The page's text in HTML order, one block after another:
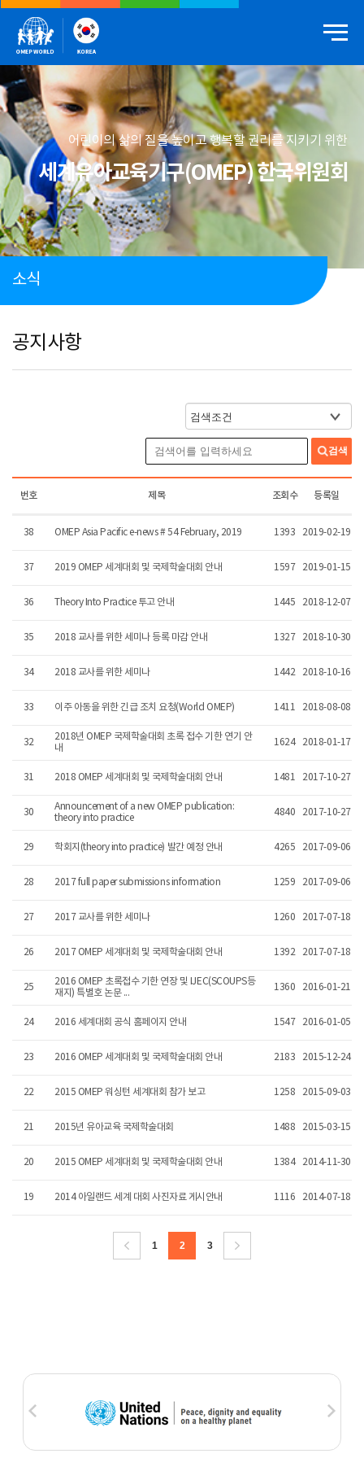
어린이의 삶의 질을 높이고 행복할 권리를 지키기 위한
세계유아교육기구(OMEP) 한국위원회
소식
공지사항
검색
번호 제목 조회수 등록일
38 OMEP Asia Pacific e-news # 54 February, 2019 1393 2019-02-19
37 2019 OMEP 세계대회 및 국제학술대회 안내 1597 2019-01-15
36 Theory Into Practice 투고 안내 1445 2018-12-07
35 2018 교사를 위한 세미나 등록 마감 안내 1327 2018-10-30
34 2018 교사를 위한 세미나 1442 2018-10-16
33 이주 아동을 위한 긴급 조치 요청(World OMEP) 1411 2018-08-08
32
2018년 OMEP 국제학술대회 초록 접수 기한 연기 안
내
1624 2018-01-17
31 2018 OMEP 세계대회 및 국제학술대회 안내 1481 2017-10-27
30
Announcement of a new OMEP publication:
theory into practice
4840 2017-10-27
29 학회지(theory into practice) 발간 예정 안내 4265 2017-09-06
28 2017 full paper submissions information 1259 2017-09-06
27 2017 교사를 위한 세미나 1260 2017-07-18
26 2017 OMEP 세계대회 및 국제학술대회 안내 1392 2017-07-18
25
2016 OMEP 초록접수 기한 연장 및 IJEC(SCOUPS등
재지) 특별호 논문 ...
1360 2016-01-21
24 2016 세계대회 공식 홈페이지 안내 1547 2016-01-05
23 2016 OMEP 세계대회 및 국제학술대회 안내 2183 2015-12-24
22 2015 OMEP 워싱턴 세계대회 참가 보고 1258 2015-09-03
21 2015년 유아교육 국제학술대회 1488 2015-03-15
20 2015 OMEP 세계대회 및 국제학술대회 안내 1384 2014-11-30
19 2014 아일랜드 세계 대회 사진자료 게시안내 1116 2014-07-18
1 2 3